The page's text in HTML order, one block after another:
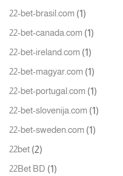
22-bet-brasil.com (1)
22-bet-canada.com (1)
22-bet-ireland.com (1)
22-bet-magyar.com (1)
22-bet-portugal.com (1)
22-bet-slovenija.com (1)
22-bet-sweden.com (1)
22bet (2)
22Bet BD (1)